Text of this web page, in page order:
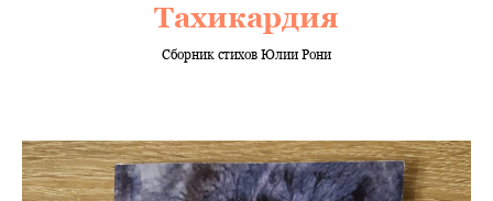
Тахикардия
Сборник стихов Юлии Рони